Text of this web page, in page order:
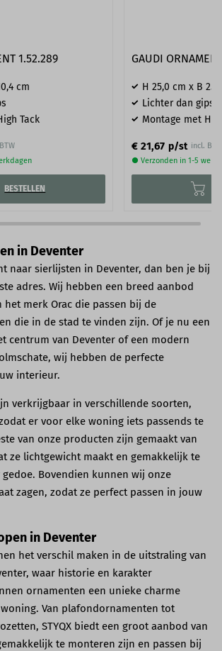
1.52.289
cm
Tack
BESTELLEN
GAUDI
H 25,0 cm x B
Lichter dan gips
Montage met
€ 21,67 p/st incl. BTW
● Verzonden in 1-5
in Deventer
naar sierlijsten in Deventer, dan ben je bij
adres. Wij hebben een breed aanbod
het merk Orac die passen bij de
die in de stad te vinden zijn. Of je nu een
centrum van Deventer of een modern
wij hebben de perfecte
interieur.
verkrijgbaar in verschillende soorten,
er voor elke woning iets passends te
van onze producten zijn gemaakt van
ze lichtgewicht maakt en gemakkelijk te
Bovendien kunnen wij onze
zagen, zodat ze perfect passen in jouw
in Deventer
het verschil maken in de uitstraling van
waar historie en karakter
ornamenten een unieke charme
Van plafondornamenten tot
STYQX biedt een groot aanbod van
te monteren zijn en passen bij